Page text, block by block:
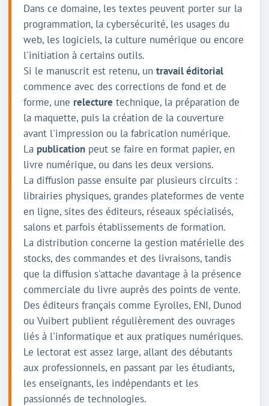
Dans ce domaine, les textes peuvent porter sur la
programmation, la cybersécurité, les usages du
web, les logiciels, la culture numérique ou encore
l'initiation à certains outils.
Si le manuscrit est retenu, un travail éditorial
commence avec des corrections de fond et de
forme, une relecture technique, la préparation de
la maquette, puis la création de la couverture
avant l'impression ou la fabrication numérique.
La publication peut se faire en format papier, en
livre numérique, ou dans les deux versions.
La diffusion passe ensuite par plusieurs circuits :
librairies physiques, grandes plateformes de vente
en ligne, sites des éditeurs, réseaux spécialisés,
salons et parfois établissements de formation.
La distribution concerne la gestion matérielle des
stocks, des commandes et des livraisons, tandis
que la diffusion s'attache davantage à la présence
commerciale du livre auprès des points de vente.
Des éditeurs français comme Eyrolles, ENI, Dunod
ou Vuibert publient régulièrement des ouvrages
liés à l'informatique et aux pratiques numériques.
Le lectorat est assez large, allant des débutants
aux professionnels, en passant par les étudiants,
les enseignants, les indépendants et les
passionnés de technologies.